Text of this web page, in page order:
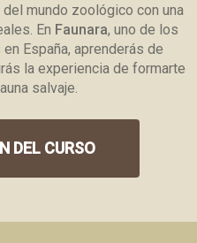
mundo zoológico con una
En Faunara, uno de los
España, aprenderás de
la experiencia de formarte
salvaje.
DEL CURSO